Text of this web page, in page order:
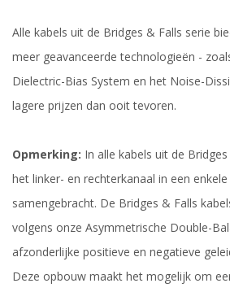
Alle kabels uit de Bridges & Falls serie
meer geavanceerde technologieën -
Dielectric-Bias System en het Noise-
lagere prijzen dan ooit tevoren.
Opmerking: In alle kabels uit de
het linker- en rechterkanaal in een
samengebracht. De Bridges & Falls
volgens onze Asymmetrische Double-
afzonderlijke positieve en negatieve
Deze opbouw maakt het mogelijk om